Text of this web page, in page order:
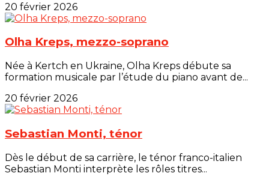
20 février 2026
Olha Kreps, mezzo-soprano
Née à Kertch en Ukraine, Olha Kreps débute sa
formation musicale par l’étude du piano avant de...
20 février 2026
Sebastian Monti, ténor
Dès le début de sa carrière, le ténor franco-italien
Sebastian Monti interprète les rôles titres...